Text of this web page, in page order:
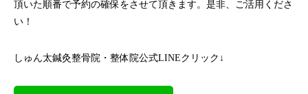
頂いた順番で予約の確保をさせて頂きます。是非、ご活用くださ
い！
しゅん太鍼灸整骨院・整体院公式LINEクリック↓